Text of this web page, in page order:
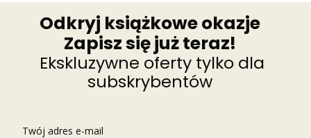
Odkryj książkowe okazje
Zapisz się już teraz!
Ekskluzywne oferty tylko dla
subskrybentów
Twój adres e-mail